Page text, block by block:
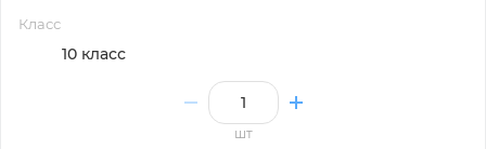
Класс
10 класс
шт